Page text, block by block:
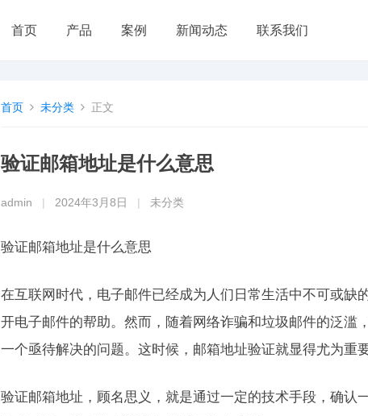
首页 产品 案例 新闻动态 联系我们
首页 未分类 正文
验证邮箱地址是什么意思
admin 2024年3月8日 未分类
验证邮箱地址是什么意思
在互联网时代，电子邮件已经成为人们日常生活中不可或缺
开电子邮件的帮助。然而，随着网络诈骗和垃圾邮件的泛滥
一个亟待解决的问题。这时候，邮箱地址验证就显得尤为重
验证邮箱地址，顾名思义，就是通过一定的技术手段，确认